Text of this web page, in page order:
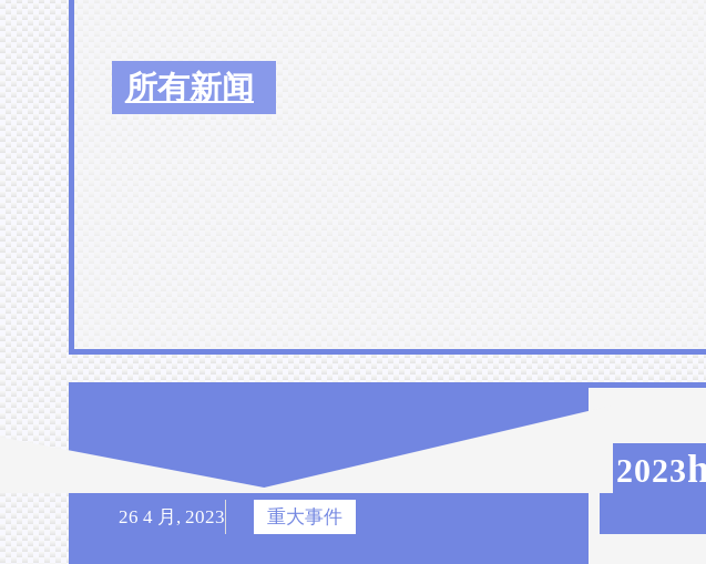
所有新闻
26 4 月, 2023 重大事件
2023